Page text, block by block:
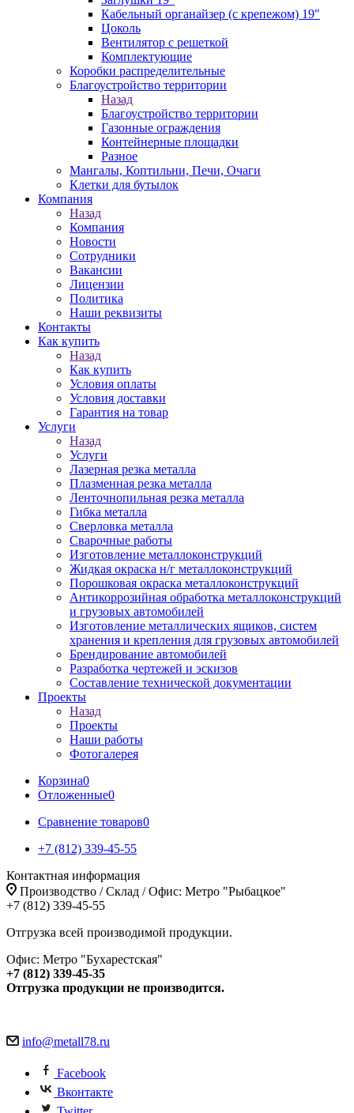
Кабельный органайзер (с крепежом) 19"
Цоколь
Вентилятор с решеткой
Комплектующие
Коробки распределительные
Благоустройство территории
Назад
Благоустройство территории
Газонные ограждения
Контейнерные площадки
Разное
Мангалы, Коптильни, Печи, Очаги
Клетки для бутылок
Компания
Назад
Компания
Новости
Сотрудники
Вакансии
Лицензии
Политика
Наши реквизиты
Контакты
Как купить
Назад
Как купить
Условия оплаты
Условия доставки
Гарантия на товар
Услуги
Назад
Услуги
Лазерная резка металла
Плазменная резка металла
Ленточнопильная резка металла
Гибка металла
Сверловка металла
Сварочные работы
Изготовление металлоконструкций
Жидкая окраска н/г металлоконструкций
Порошковая окраска металлоконструкций
Антикоррозийная обработка металлоконструкций
и грузовых автомобилей
Изготовление металлических ящиков, систем
хранения и крепления для грузовых автомобилей
Брендирование автомобилей
Разработка чертежей и эскизов
Составление технической документации
Проекты
Назад
Проекты
Наши работы
Фотогалерея
Корзина0
Отложенные0
Сравнение товаров0
+7 (812) 339-45-55
Контактная информация
Производство / Склад / Офис: Метро "Рыбацкое"
+7 (812) 339-45-55
Отгрузка всей производимой продукции.
Офис: Метро "Бухарестская"
+7 (812) 339-45-35
Отгрузка продукции не производится.
info@metall78.ru
Facebook
Вконтакте